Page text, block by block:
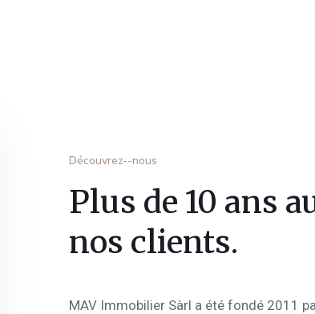
Découvrez--nous
Plus de 10 ans
nos clients.
MAV Immobilier Sàrl a été fondé 2011